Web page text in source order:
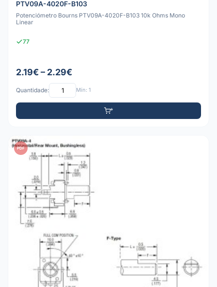
PTV09A-4020F-B103
Potenciómetro Bourns PTV09A-4020F-B103 10k Ohms Mono
Linear
77
2.19€ – 2.29€
Quantidade: Mín: 1
PDF